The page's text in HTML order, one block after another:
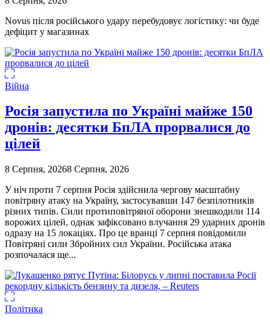
Novus після російського удару перебудовує логістику: чи буде
дефіцит у магазинах
Війна
Росія запустила по Україні майже 150
дронів: десятки БпЛА прорвалися до
цілей
8 Серпня, 20268 Серпня, 2026
У ніч проти 7 серпня Росія здійснила чергову масштабну
повітряну атаку на Україну, застосувавши 147 безпілотників
різних типів. Сили протиповітряної оборони знешкодили 114
ворожих цілей, однак зафіксовано влучання 29 ударних дронів
одразу на 15 локаціях. Про це вранці 7 серпня повідомили
Повітряні сили Збройних сил України. Російська атака
розпочалася ще...
Політика